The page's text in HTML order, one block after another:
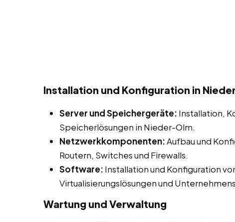
Installation und Konfiguration in
Server und Speichergeräte: Installation,
Speicherlösungen in Nieder-Olm.
Netzwerkkomponenten:Aufbau und
Routern, Switches und Firewalls.
Software: Installation und Konfiguration
Virtualisierungslösungen und
Wartung und Verwaltung